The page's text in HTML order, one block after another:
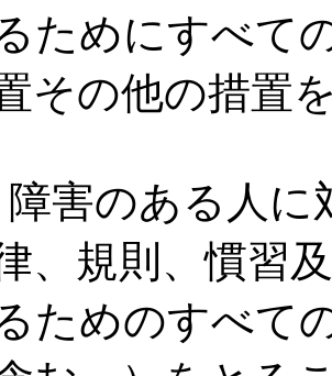
ためにすべて
その他の措置
障害のある人
、規則、慣習
ためのすべて